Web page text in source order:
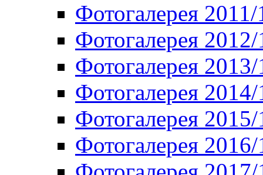
Фотогалерея 2011/
Фотогалерея
Фотогалерея
Фотогалерея
Фотогалерея
Фотогалерея